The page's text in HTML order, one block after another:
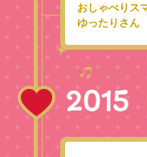
おしゃべりス
ゆったりさん
2015